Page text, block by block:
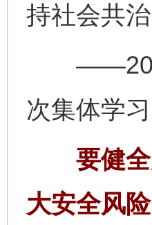
持社会共治
——2026
次集体学
要健全
大安全风